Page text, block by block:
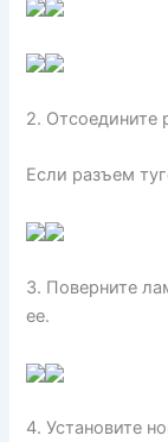
2. Отсоедините
Если разъем
3. Поверните
ее.
4. Установите